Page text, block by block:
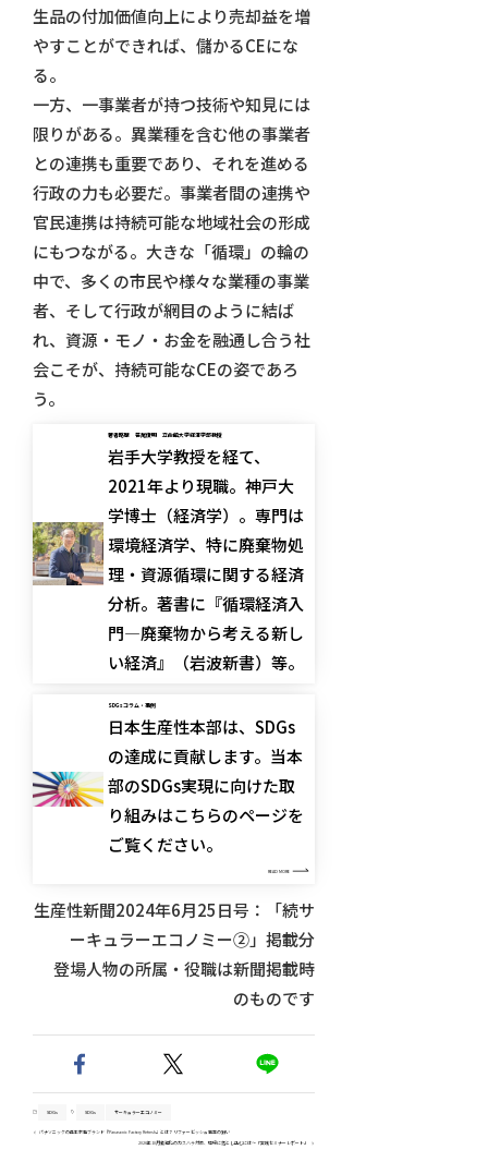
生品の付加価値向上により売却益を増
やすことができれば、儲かるCEにな
る。
一方、一事業者が持つ技術や知見には
限りがある。異業種を含む他の事業者
との連携も重要であり、それを進める
行政の力も必要だ。事業者間の連携や
官民連携は持続可能な地域社会の形成
にもつながる。大きな「循環」の輪の
中で、多くの市民や様々な業種の事業
者、そして行政が網目のように結ば
れ、資源・モノ・お金を融通し合う社
会こそが、持続可能なCEの姿であろ
う。
著者略歴笹尾俊明 立命館大学経済学部教授
岩手大学教授を経て、
2021年より現職。神戸大
学博士（経済学）。専門は
環境経済学、特に廃棄物処
理・資源循環に関する経済
分析。著書に『循環経済入
門―廃棄物から考える新し
い経済』（岩波新書）等。
SDGs コラム・事例
日本生産性本部は、SDGs
の達成に貢献します。当本
部のSDGs実現に向けた取
り組みはこちらのページを
ご覧ください。
READ MORE
生産性新聞2024年6月25日号：「続サ
ーキュラーエコノミー②」掲載分
登場人物の所属・役職は新聞掲載時
のものです
SDGs SDGs サーキュラーエコノミー
パナソニックの再生家電ブランド『Panasonic Factory Refresh』とは？リファービッシュ事業の狙い
2026年10月義務化のカスハラ対策、現場に落とし込むには～「実践セミナーレポート」